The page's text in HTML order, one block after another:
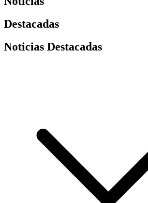
Destacadas
Noticias Destacadas